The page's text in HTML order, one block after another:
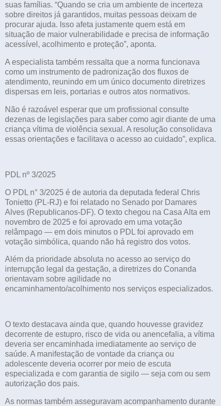
suas famílias. “Quando se cria um ambiente de incerteza
sobre direitos já garantidos, muitas pessoas deixam de
procurar ajuda. Isso afeta justamente quem está em
situação de maior vulnerabilidade e precisa de informação
acessível, acolhimento e proteção”, aponta.
A especialista também ressalta que a norma funcionava
como um instrumento de padronização dos fluxos de
atendimento, reunindo em um único documento diretrizes
dispersas em leis, portarias e outros atos normativos.
Não é razoável esperar que um profissional consulte
dezenas de legislações para saber como agir diante de uma
criança vítima de violência sexual. A resolução consolidava
essas orientações e facilitava o acesso ao cuidado”, explica.
PDL nº 3/2025
O PDL n° 3/2025 é de autoria da deputada federal Chris
Tonietto (PL-RJ) e foi relatado no Senado por Damares
Alves (Republicanos-DF). O texto chegou na Casa Alta em
novembro de 2025 e foi aprovado em uma votação
relâmpago — em dois minutos o PDL foi aprovado em
votação simbólica, quando não há registro dos votos.
Além da prioridade absoluta no acesso ao serviço do
interrupção legal da gestação, a diretrizes do Conanda
orientavam sobre agilidade no
encaminhamento/acolhimento nos serviços especializados.
O texto destacava ainda que, quando houvesse gravidez
decorrente de estupro, risco de vida ou anencefalia, a vítima
deveria ser encaminhada imediatamente ao serviço de
saúde. A manifestação de vontade da criança ou
adolescente deveria ocorrer por meio de escuta
especializada e com garantia de sigilo — seja com ou sem
autorização dos pais.
As normas também asseguravam acompanhamento durante